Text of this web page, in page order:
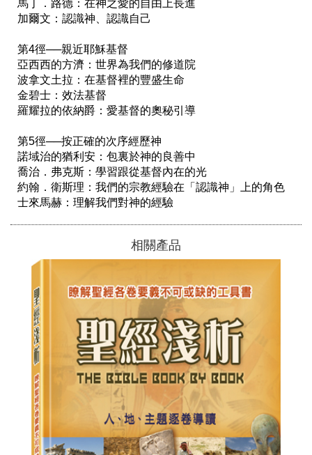
馬丁．路德：在神之愛的自由上長進
加爾文：認識神、認識自己
第4徑──親近耶穌基督
亞西西的方濟：世界為我們的修道院
波拿文土拉：在基督裡的豐盛生命
金碧士：效法基督
羅耀拉的依納爵：愛基督的奧秘引導
第5徑──按正確的次序經歷神
諾域治的猶利安：包裏於神的良善中
喬治．弗克斯：學習跟從基督內在的光
約翰．衛斯理：我們的宗教經驗在「認識神」上的角色
士來馬赫：理解我們對神的經驗
相關產品